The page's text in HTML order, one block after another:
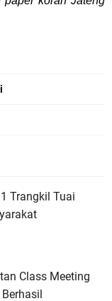
Trangkil Tuai
Class Meeting